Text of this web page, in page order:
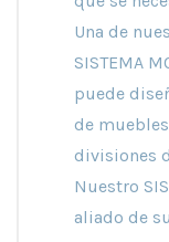
Una de
SISTEMA
puede
de
divisiones
Nuestro
aliado de